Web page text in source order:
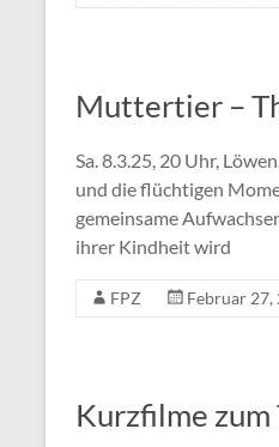
Muttertier –
Sa. 8.3.25, 20 Uhr,
und die flüchtigen
gemeinsame
ihrer Kindheit wird
FPZ Februar 27,
Kurzfilme zum